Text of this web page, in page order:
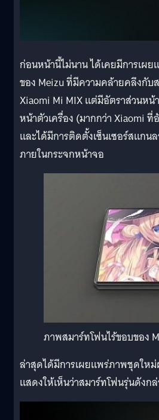
ก่อนหน้านี้ไม่นาน ได้เคยมีการเผ
ของ Meizu ที่มีความคล้ายคลึงกับ
Xiaomi Mi MIX แต่มีอัตราส่วนห
หน้าตัวเครื่อง (มากกว่า Xiaomi
และได้มีการติดตั้งเซ็นเซอร์สแกน
ภายในกระจกหน้าจอ
ภาพสมาร์ทโฟนไร้ขอบของ
ล่าสุดได้มีการเผยแพร่ภาพชุดใหม่
แสดงให้เห็นว่าสมาร์ทโฟนรุ่นดังก